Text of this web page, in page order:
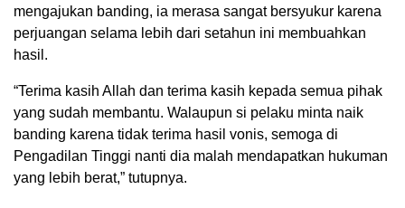
mengajukan banding, ia merasa sangat bersyukur karena
perjuangan selama lebih dari setahun ini membuahkan
hasil.
“Terima kasih Allah dan terima kasih kepada semua pihak
yang sudah membantu. Walaupun si pelaku minta naik
banding karena tidak terima hasil vonis, semoga di
Pengadilan Tinggi nanti dia malah mendapatkan hukuman
yang lebih berat,” tutupnya.